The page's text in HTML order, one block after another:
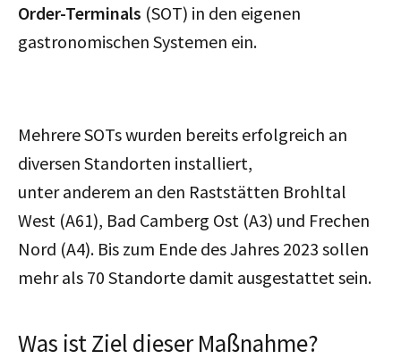
Order-Terminals (SOT) in den eigenen
gastronomischen Systemen ein.
Mehrere SOTs wurden bereits erfolgreich an
diversen Standorten installiert,
unter anderem an den Raststätten Brohltal
West (A61), Bad Camberg Ost (A3) und Frechen
Nord (A4). Bis zum Ende des Jahres 2023 sollen
mehr als 70 Standorte damit ausgestattet sein.
Was ist Ziel dieser Maßnahme?